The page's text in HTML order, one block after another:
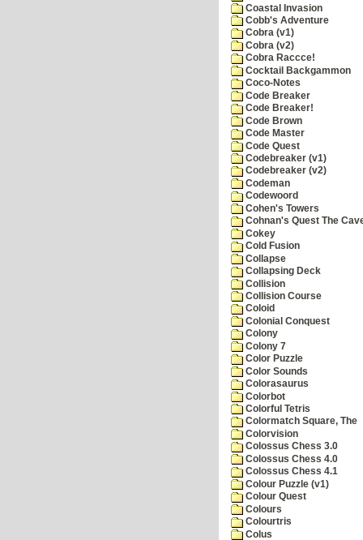
Coastal Invasion
Cobb's Adventure
Cobra (v1)
Cobra (v2)
Cobra Raccce!
Cocktail Backgammon
Coco-Notes
Code Breaker
Code Breaker!
Code Brown
Code Master
Code Quest
Codebreaker (v1)
Codebreaker (v2)
Codeman
Codewoord
Cohen's Towers
Cohnan's Quest The
Cokey
Cold Fusion
Collapse
Collapsing Deck
Collision
Collision Course
Coloid
Colonial Conquest
Colony
Colony 7
Color Puzzle
Color Sounds
Colorasaurus
Colorbot
Colorful Tetris
Colormatch Square, The
Colorvision
Colossus Chess 3.0
Colossus Chess 4.0
Colossus Chess 4.1
Colour Puzzle (v1)
Colour Quest
Colours
Colourtris
Colus